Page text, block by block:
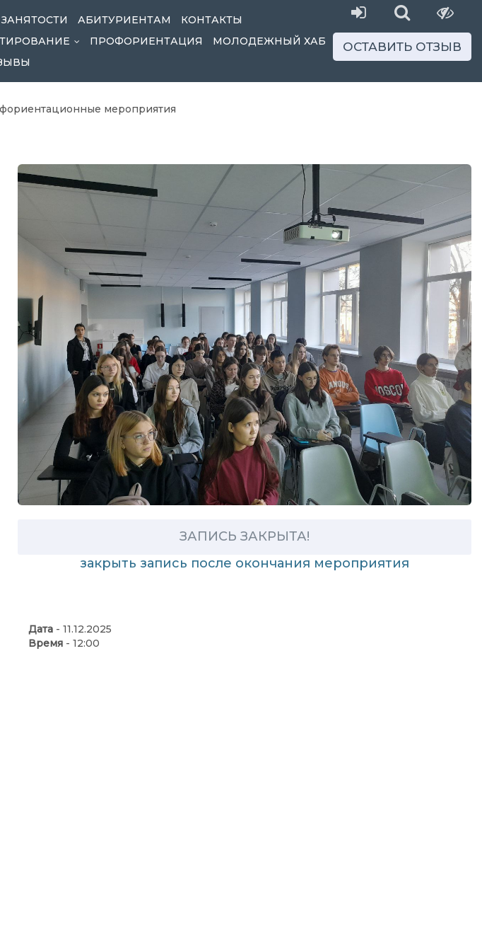
АБИТУРИЕНТАМ
КОНТАКТЫ
ПРОФОРИЕНТАЦИЯ
МОЛОДЕЖНЫЙ ХАБ
ОСТАВИТЬ ОТЗЫВ
мероприятия
ЗАПИСЬ ЗАКРЫТА!
закрыть запись после окончания мероприятия
Дата - 11.12.2025
Время - 12:00